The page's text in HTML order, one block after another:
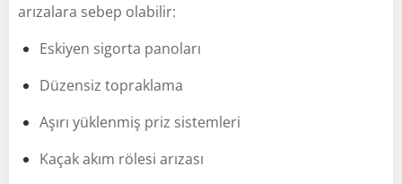
arızalara sebep olabilir:
Eskiyen sigorta panoları
Düzensiz topraklama
Aşırı yüklenmiş priz sistemleri
Kaçak akım rölesi arızası